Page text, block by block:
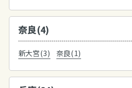
奈良(4)
新大宮(3) 奈良(1)